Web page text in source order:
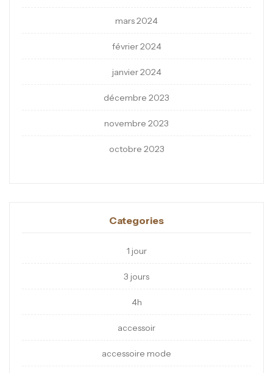
mars 2024
février 2024
janvier 2024
décembre 2023
novembre 2023
octobre 2023
Categories
1 jour
3 jours
4h
accessoir
accessoire mode